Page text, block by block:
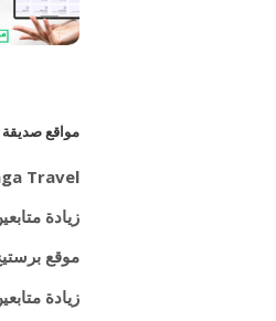
مواقع صديقة
Travel
زيادة
موقع
زيادة